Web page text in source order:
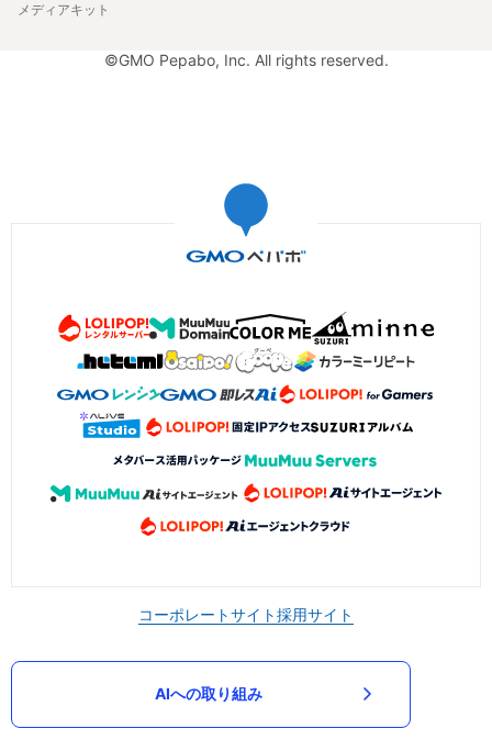
メディアキット
©GMO Pepabo, Inc. All rights reserved.
コーポレートサイト採用サイト
AIへの取り組み